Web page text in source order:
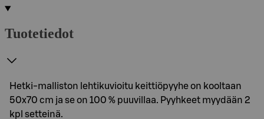
Tuotetiedot
Hetki-malliston lehtikuvioitu keittiöpyyhe on kooltaan
50x70 cm ja se on 100 % puuvillaa. Pyyhkeet myydään 2
kpl setteinä.